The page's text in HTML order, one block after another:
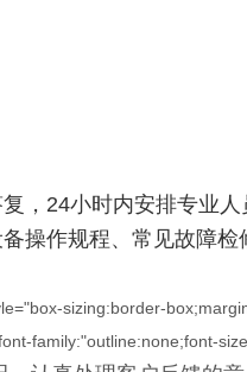
，24小时内安排专业人
操作规程、常见故障检
sizing:border-
family:"outline:none;font-